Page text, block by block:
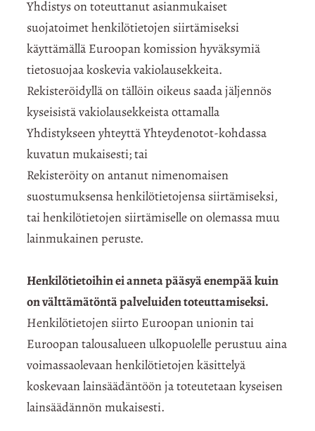
Yhdistys on toteuttanut asianmukaiset
suojatoimet henkilötietojen siirtämiseksi
käyttämällä Euroopan komission hyväksymiä
tietosuojaa koskevia vakiolausekkeita.
Rekisteröidyllä on tällöin oikeus saada jäljennös
kyseisistä vakiolausekkeista ottamalla
Yhdistykseen yhteyttä Yhteydenotot-kohdassa
kuvatun mukaisesti; tai
Rekisteröity on antanut nimenomaisen
suostumuksensa henkilötietojensa siirtämiseksi,
tai henkilötietojen siirtämiselle on olemassa muu
lainmukainen peruste.
Henkilötietoihin ei anneta pääsyä enempää kuin
on välttämätöntä palveluiden toteuttamiseksi.
Henkilötietojen siirto Euroopan unionin tai
Euroopan talousalueen ulkopuolelle perustuu aina
voimassaolevaan henkilötietojen käsittelyä
koskevaan lainsäädäntöön ja toteutetaan kyseisen
lainsäädännön mukaisesti.